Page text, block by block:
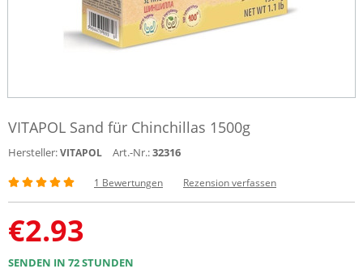
VITAPOL Sand für Chinchillas 1500g
Hersteller:VITAPOL Art.-Nr.:32316
1 Bewertungen Rezension verfassen
€2.93
SENDEN IN 72 STUNDEN